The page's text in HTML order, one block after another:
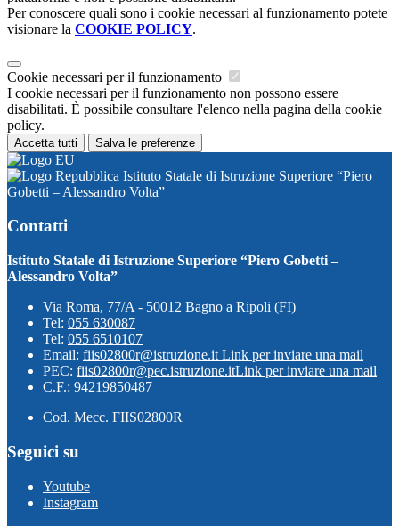
Per conoscere quali sono i cookie necessari al funzionamento potete
visionare la COOKIE POLICY.
Cookie necessari per il funzionamento
I cookie necessari per il funzionamento non possono essere
disabilitati. È possibile consultare l'elenco nella pagina della cookie
policy.
Accetta tutti Salva le preferenze
Istituto Statale di Istruzione Superiore “Piero
Gobetti – Alessandro Volta”
Contatti
Istituto Statale di Istruzione Superiore “Piero Gobetti –
Alessandro Volta”
Via Roma, 77/A - 50012 Bagno a Ripoli (FI)
Tel: 055 630087
Tel: 055 6510107
Email: fiis02800r@istruzione.it Link per inviare una mail
PEC: fiis02800r@pec.istruzione.itLink per inviare una mail
C.F.: 94219850487
Cod. Mecc. FIIS02800R
Seguici su
Youtube
Instagram